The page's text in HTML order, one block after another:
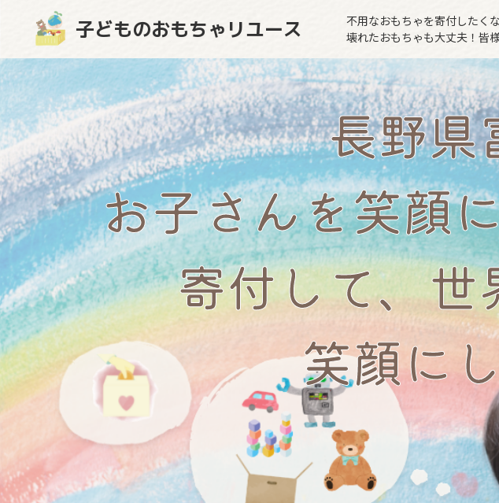
子どものおもちゃリユース
不用なおもちゃを寄付したく
壊れたおもちゃも大丈夫！皆
長野県
お子さんを笑顔
寄付して、
笑顔に